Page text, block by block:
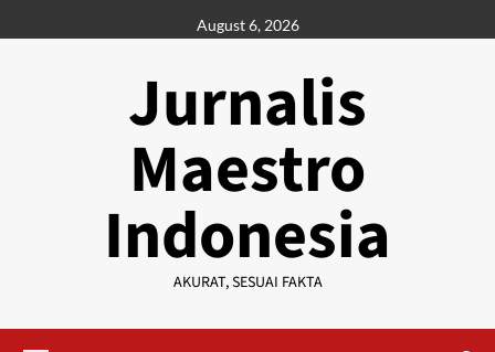
to
August 6, 2026
Jurnalis
Maestro
Indonesia
AKURAT, SESUAI FAKTA